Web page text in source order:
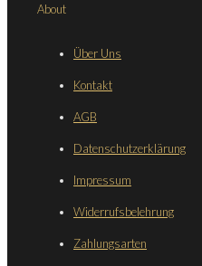
About
Über Uns
Kontakt
AGB
Datenschutzerklärung
Impressum
Widerrufsbelehrung
Zahlungsarten